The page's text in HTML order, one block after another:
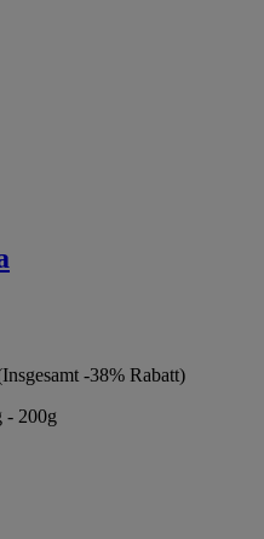
-38% Rabatt)
- 200g